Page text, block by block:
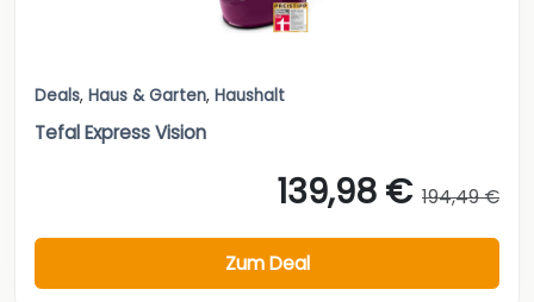
Deals, Haus & Garten, Haushalt
Tefal Express Vision
139,98 € 194,49 €
Zum Deal